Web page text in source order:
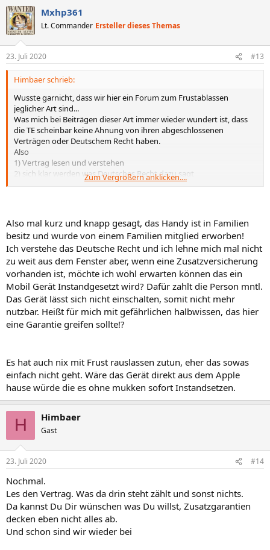
k
t
i
e
n
Mxhp361
Lt. Commander Ersteller dieses Themas
23. Juli 2020 #13
Himbaer schrieb:
Wusste garnicht, dass wir hier ein Forum zum Frustablassen
jeglicher Art sind...
Was mich bei Beiträgen dieser Art immer wieder wundert ist, dass
die TE scheinbar keine Ahnung von ihren abgeschlossenen
Verträgen oder Deutschem Recht haben.
Also
1) Vertrag lesen und verstehen
2) sich klar werden was Deutsches Recht dazu sagt
3) Entscheidung für weitere Handlung
Zum Vergrößern anklicken....
Also mal kurz und knapp gesagt, das Handy ist in Familien
besitz und wurde von einem Familien mitglied erworben!
Ich verstehe das Deutsche Recht und ich lehne mich mal nicht
zu weit aus dem Fenster aber, wenn eine Zusatzversicherung
vorhanden ist, möchte ich wohl erwarten können das ein
Mobil Gerät Instandgesetzt wird? Dafür zahlt die Person mntl.
Das Gerät lässt sich nicht einschalten, somit nicht mehr
nutzbar. Heißt für mich mit gefährlichen halbwissen, das hier
eine Garantie greifen sollte!?
Es hat auch nix mit Frust rauslassen zutun, eher das sowas
einfach nicht geht. Wäre das Gerät direkt aus dem Apple
hause würde die es ohne mukken sofort Instandsetzen.
H Himbaer
Gast
23. Juli 2020 #14
Nochmal.
Les den Vertrag. Was da drin steht zählt und sonst nichts.
Da kannst Du Dir wünschen was Du willst, Zusatzgarantien
decken eben nicht alles ab.
Und schon sind wir wieder bei